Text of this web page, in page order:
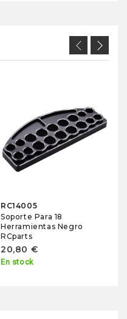
RC14005
Soporte Para 18
Herramientas Negro
RCparts
20,80 €
En stock